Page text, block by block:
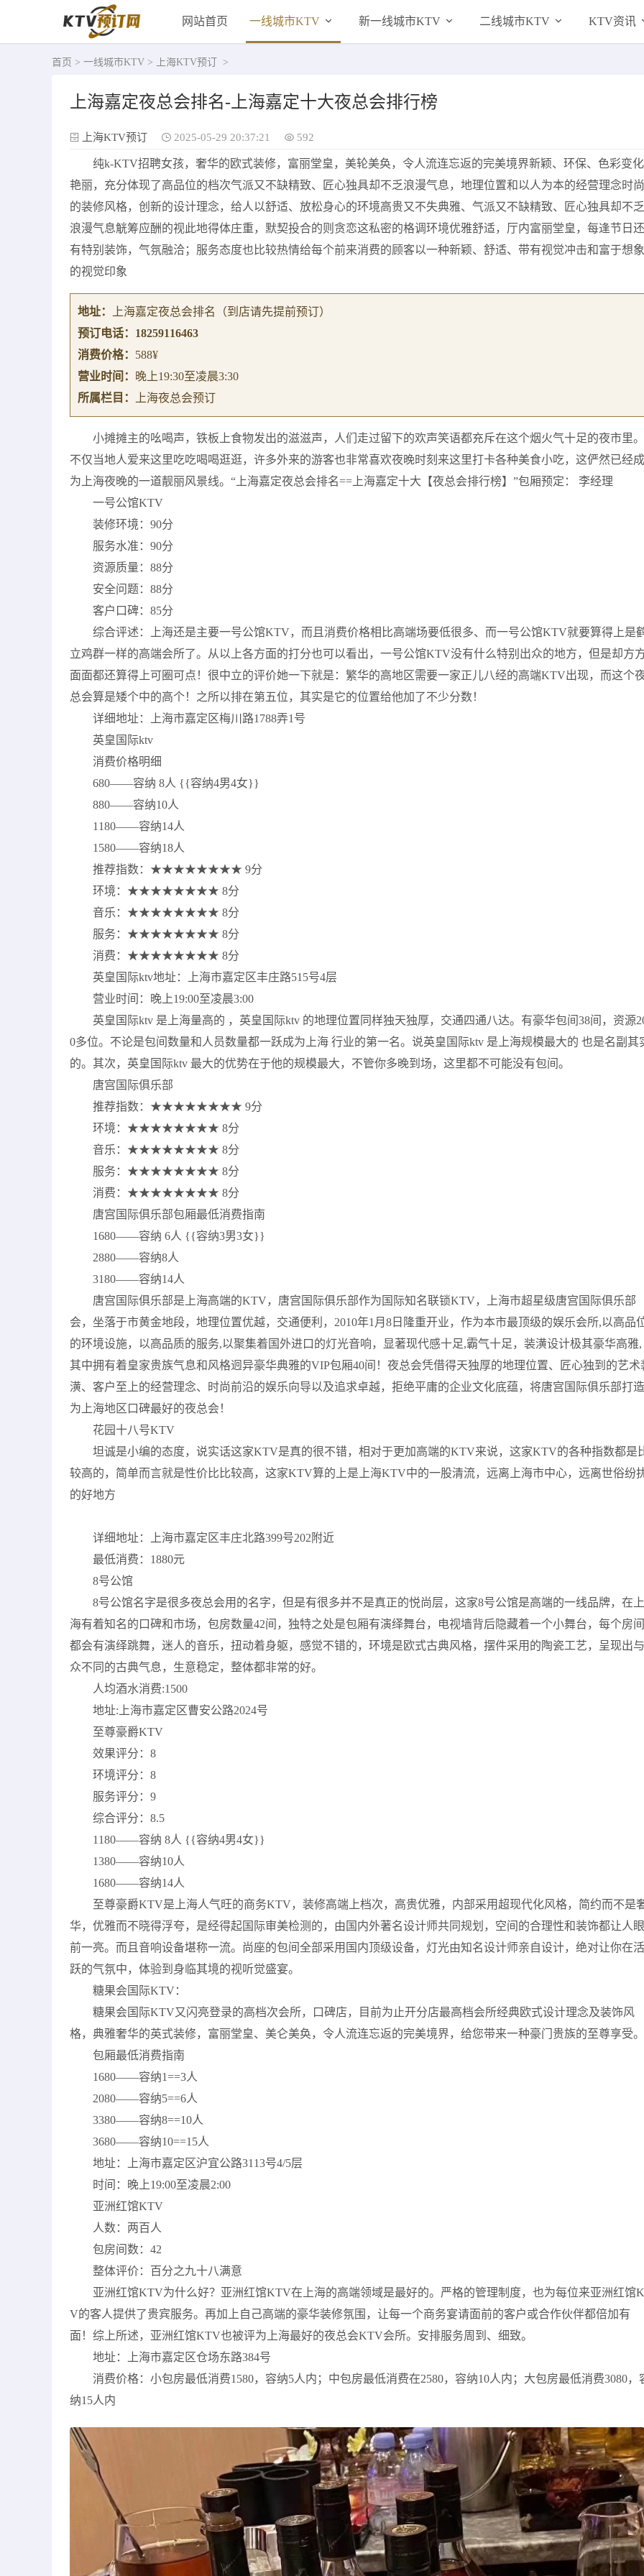
网站首页 一线城市KTV 新一线城市KTV 二线城市KTV KTV资讯
首页 > 一线城市KTV > 上海KTV预订 >
上海嘉定夜总会排名-上海嘉定十大夜总会排行榜
上海KTV预订 2025-05-29 20:37:21 592
纯k-KTV招聘女孩，奢华的欧式装修，富丽堂皇，美轮美奂，令人流连忘返的完美境界新颖、环保、色彩变化
艳丽，充分体现了高品位的档次气派又不缺精致、匠心独具却不乏浪漫气息，地理位置和以人为本的经营理念时尚
的装修风格，创新的设计理念，给人以舒适、放松身心的环境高贵又不失典雅、气派又不缺精致、匠心独具却不乏
浪漫气息觥筹应酬的视此地得体庄重，默契投合的则贪恋这私密的格调环境优雅舒适，厅内富丽堂皇，每逢节日还
有特别装饰，气氛融洽；服务态度也比较热情给每个前来消费的顾客以一种新颖、舒适、带有视觉冲击和富于想象
的视觉印象
地址： 上海嘉定夜总会排名
（到店请先提前预订）
预订电话： 18259116463
消费价格： 588¥
营业时间：
晚上19:30至凌晨3:30
所属栏目：
上海夜总会预订
小摊摊主的吆喝声，铁板上食物发出的滋滋声，人们走过留下的欢声笑语都充斥在这个烟火气十足的夜市里。
不仅当地人爱来这里吃吃喝喝逛逛，许多外来的游客也非常喜欢夜晚时刻来这里打卡各种美食小吃，这俨然已经成
为上海夜晚的一道靓丽风景线。“上海嘉定夜总会排名==上海嘉定十大【夜总会排行榜】”包厢预定： 李经理
一号公馆KTV
装修环境：90分
服务水准：90分
资源质量：88分
安全问题：88分
客户口碑：85分
综合评述：上海还是主要一号公馆KTV，而且消费价格相比高端场要低很多、而一号公馆KTV就要算得上是
立鸡群一样的高端会所了。从以上各方面的打分也可以看出，一号公馆KTV没有什么特别出众的地方，但是却方
面面都还算得上可圈可点！很中立的评价她一下就是：繁华的高地区需要一家正儿八经的高端KTV出现，而这个
总会算是矮个中的高个！之所以排在第五位，其实是它的位置给他加了不少分数！
详细地址：上海市嘉定区梅川路1788弄1号
英皇国际ktv
消费价格明细
680——容纳 8人 {{容纳4男4女}}
880——容纳10人
1180——容纳14人
1580——容纳18人
推荐指数：★★★★★★★★ 9分
环境：★★★★★★★★ 8分
音乐：★★★★★★★★ 8分
服务：★★★★★★★★ 8分
消费：★★★★★★★★ 8分
英皇国际ktv地址：上海市嘉定区丰庄路515号4层
营业时间：晚上19:00至凌晨3:00
英皇国际ktv 是上海量高的 ，英皇国际ktv 的地理位置同样独天独厚，交通四通八达。有豪华包间38间，资源
0多位。不论是包间数量和人员数量都一跃成为上海 行业的第一名。说英皇国际ktv 是上海规模最大的 也是名副其
的。其次，英皇国际ktv 最大的优势在于他的规模最大，不管你多晚到场，这里都不可能没有包间。
唐宫国际俱乐部
推荐指数：★★★★★★★★ 9分
环境：★★★★★★★★ 8分
音乐：★★★★★★★★ 8分
服务：★★★★★★★★ 8分
消费：★★★★★★★★ 8分
唐宫国际俱乐部包厢最低消费指南
1680——容纳 6人 {{容纳3男3女}}
2880——容纳8人
3180——容纳14人
唐宫国际俱乐部是上海高端的KTV，唐宫国际俱乐部作为国际知名联锁KTV，上海市超星级唐宫国际俱乐部
会，坐落于市黄金地段，地理位置优越，交通便利，2010年1月8日隆重开业，作为本市最顶级的娱乐会所,以高品
的环境设施，以高品质的服务,以聚集着国外进口的灯光音响，显著现代感十足,霸气十足，装潢设计极其豪华高雅,
其中拥有着皇家贵族气息和风格迥异豪华典雅的VIP包厢40间！夜总会凭借得天独厚的地理位置、匠心独到的艺术
潢、客户至上的经营理念、时尚前沿的娱乐向导以及追求卓越，拒绝平庸的企业文化底蕴，将唐宫国际俱乐部打造
为上海地区口碑最好的夜总会！
花园十八号KTV
坦诚是小编的态度，说实话这家KTV是真的很不错，相对于更加高端的KTV来说，这家KTV的各种指数都是
较高的，简单而言就是性价比比较高，这家KTV算的上是上海KTV中的一股清流，远离上海市中心，远离世俗纷
的好地方
详细地址：上海市嘉定区丰庄北路399号202附近
最低消费：1880元
8号公馆
8号公馆名字是很多夜总会用的名字，但是有很多并不是真正的悦尚层，这家8号公馆是高端的一线品牌，在上
海有着知名的口碑和市场，包房数量42间，独特之处是包厢有演绎舞台，电视墙背后隐藏着一个小舞台，每个房间
都会有演绎跳舞，迷人的音乐，扭动着身躯，感觉不错的，环境是欧式古典风格，摆件采用的陶瓷工艺，呈现出与
众不同的古典气息，生意稳定，整体都非常的好。
人均酒水消费:1500
地址:上海市嘉定区曹安公路2024号
至尊豪爵KTV
效果评分：8
环境评分：8
服务评分：9
综合评分：8.5
1180——容纳 8人 {{容纳4男4女}}
1380——容纳10人
1680——容纳14人
至尊豪爵KTV是上海人气旺的商务KTV，装修高端上档次，高贵优雅，内部采用超现代化风格，简约而不是
华，优雅而不晓得浮夸，是经得起国际审美检测的，由国内外著名设计师共同规划，空间的合理性和装饰都让人眼
前一亮。而且音响设备堪称一流。尚座的包间全部采用国内顶级设备，灯光由知名设计师亲自设计，绝对让你在活
跃的气氛中，体验到身临其境的视听觉盛宴。
糖果会国际KTV：
糖果会国际KTV又闪亮登录的高档次会所，口碑店，目前为止开分店最高档会所经典欧式设计理念及装饰风
格，典雅奢华的英式装修，富丽堂皇、美仑美奂，令人流连忘返的完美境界，给您带来一种豪门贵族的至尊享受。
包厢最低消费指南
1680——容纳1==3人
2080——容纳5==6人
3380——容纳8==10人
3680——容纳10==15人
地址：上海市嘉定区沪宜公路3113号4/5层
时间：晚上19:00至凌晨2:00
亚洲红馆KTV
人数：两百人
包房间数：42
整体评价：百分之九十八满意
亚洲红馆KTV为什么好？亚洲红馆KTV在上海的高端领域是最好的。严格的管理制度，也为每位来亚洲红馆
V的客人提供了贵宾服务。再加上自己高端的豪华装修氛围，让每一个商务宴请面前的客户或合作伙伴都倍加有
面！综上所述，亚洲红馆KTV也被评为上海最好的夜总会KTV会所。安排服务周到、细致。
地址：上海市嘉定区仓场东路384号
消费价格：小包房最低消费1580，容纳5人内；中包房最低消费在2580，容纳10人内；大包房最低消费3080，
纳15人内